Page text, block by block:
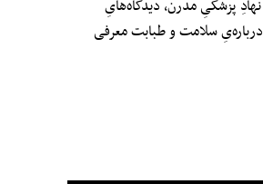
پزشکیِ مدرن، دیدگاه‌هایِ
سلامت و طبابت معرفی